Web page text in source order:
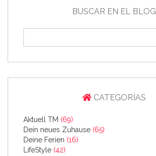
BUSCAR EN EL BLOG
CATEGORÍAS
Aktuell TM (69)
Dein neues Zuhause (65)
Deine Ferien (16)
LifeStyle (42)